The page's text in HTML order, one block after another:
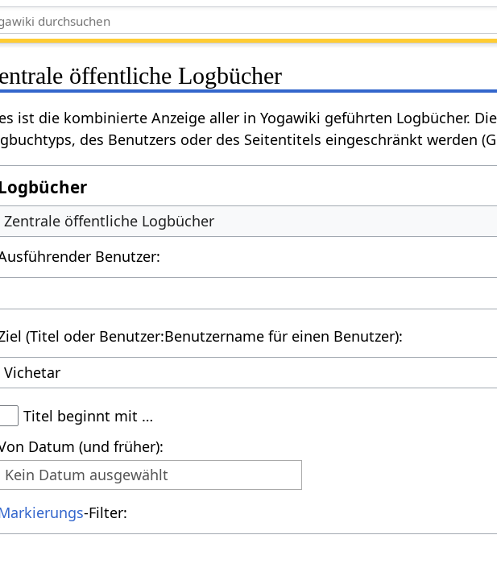
öffentliche Logbücher
ist die kombinierte Anzeige aller in Yogawiki geführten Logbücher.
des Benutzers oder des Seitentitels eingeschränkt werden
Zentrale öffentliche Logbücher
Benutzer:
(Titel oder Benutzer:Benutzername für einen Benutzer):
Titel beginnt mit …
Datum (und früher):
Kein Datum ausgewählt
-Filter: